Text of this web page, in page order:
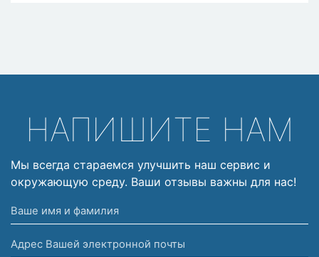
НАПИШИТЕ НАМ
Мы всегда стараемся улучшить наш сервис и
окружающую среду. Ваши отзывы важны для нас!
Ваше
имя
и
Адрес